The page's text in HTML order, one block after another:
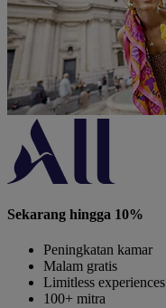
Sekarang hingga 10%
Peningkatan kamar
Malam gratis
Limitless experiences
100+ mitra